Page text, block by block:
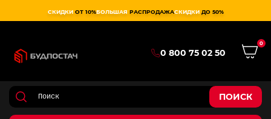
СКИДКИ ОТ 10%БОЛЬШАЯ РАСПРОДАЖАСКИДКИ ДО 50%
0 800 75 02 50
0
ПОИСК